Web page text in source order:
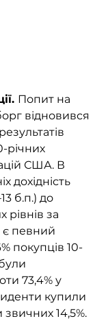
Попит на
відновився
річних
США. В
дохідність
б.п.) до
рівнів за
є певний
покупців 10-
73,4% у
купили
звичних 14,5%.